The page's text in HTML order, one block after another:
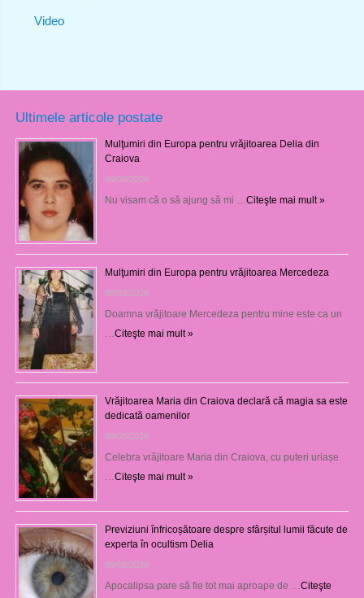
Video
Ultimele articole postate
Mulţumiri din Europa pentru vrăjitoarea Delia din
Craiova
09/08/2026
Nu visam că o să ajung să mi … Citeşte mai mult »
Mulţumiri din Europa pentru vrăjitoarea Mercedeza
09/08/2026
Doamna vrăjitoare Mercedeza pentru mine este ca un
Citeşte mai mult »
Vrăjitoarea Maria din Craiova declară că magia sa este
dedicată oamenilor
09/08/2026
Celebra vrăjitoare Maria din Craiova, cu puteri uriașe
Citeşte mai mult »
Previziuni înfricoșătoare despre sfârșitul lumii făcute de
experta în ocultism Delia
08/08/2026
Apocalipsa pare să fie tot mai aproape de … Citeşte